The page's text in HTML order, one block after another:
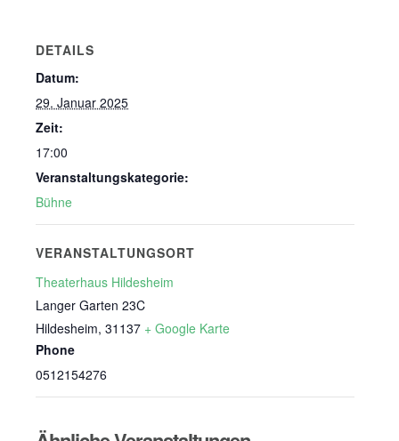
DETAILS
Datum:
29. Januar 2025
Zeit:
17:00
Veranstaltungskategorie:
Bühne
VERANSTALTUNGSORT
Theaterhaus Hildesheim
Langer Garten 23C
Hildesheim, 31137 + Google Karte
Phone
0512154276